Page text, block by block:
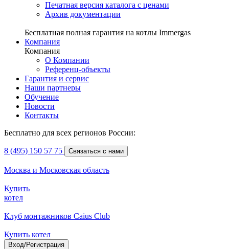
Печатная версия каталога с ценами
Архив документации
Бесплатная полная гарантия на котлы Immergas
Компания
Компания
О Компании
Референц-объекты
Гарантия и сервис
Наши партнеры
Обучение
Новости
Контакты
Бесплатно для всех регионов России:
8 (495) 150 57 75 Связаться с нами
Москва и Московская область
Купить
котел
Клуб монтажников Caius Club
Купить котел
Вход/Регистрация